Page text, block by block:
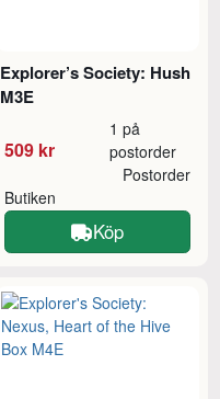
Explorer’s Society: Hush
M3E
509 kr
1 på
postorder
Butiken
Postorder
Köp